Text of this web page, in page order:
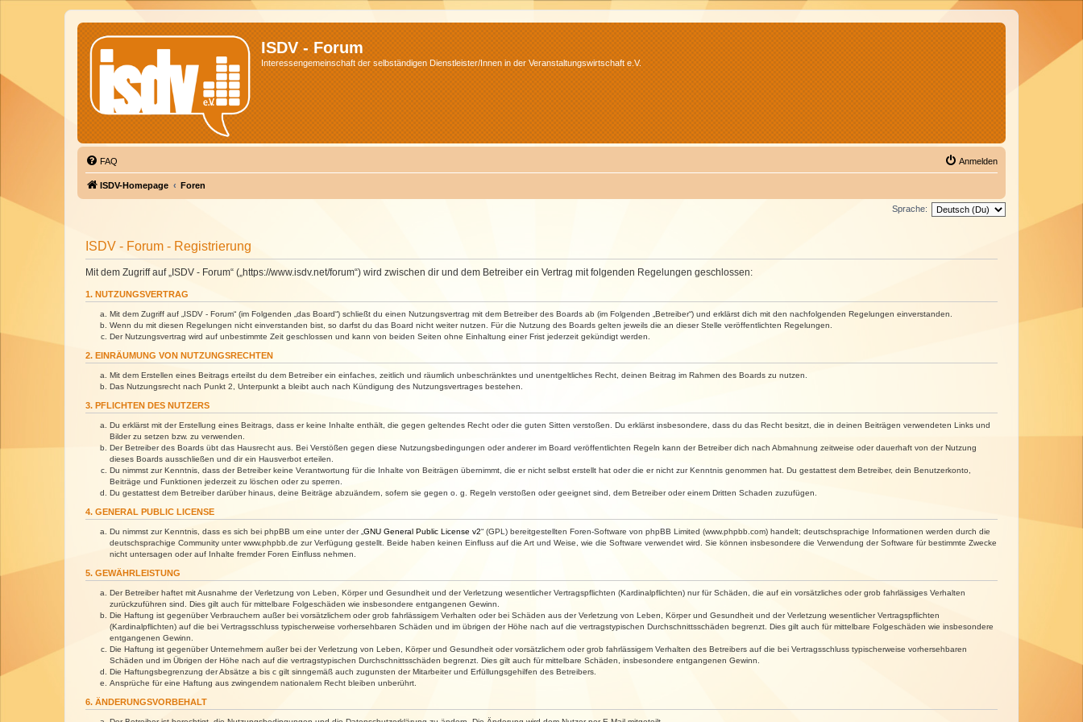
ISDV - Forum
Interessengemeinschaft der selbständigen Dienstleister/Innen in der Veranstaltungswirtschaft e.V.
FAQ Anmelden
ISDV-Homepage Foren
Sprache:
ISDV - Forum - Registrierung
Mit dem Zugriff auf „ISDV - Forum“ („https://www.isdv.net/forum“) wird zwischen dir und dem Betreiber ein Vertrag mit folgenden Regelungen geschlossen:
1. NUTZUNGSVERTRAG
Mit dem Zugriff auf „ISDV - Forum“ (im Folgenden „das Board“) schließt du einen Nutzungsvertrag mit dem Betreiber des Boards ab (im Folgenden „Betreiber“) und erklärst dich mit den nachfolgenden Regelungen einverstanden.
Wenn du mit diesen Regelungen nicht einverstanden bist, so darfst du das Board nicht weiter nutzen. Für die Nutzung des Boards gelten jeweils die an dieser Stelle veröffentlichten Regelungen.
Der Nutzungsvertrag wird auf unbestimmte Zeit geschlossen und kann von beiden Seiten ohne Einhaltung einer Frist jederzeit gekündigt werden.
2. EINRÄUMUNG VON NUTZUNGSRECHTEN
Mit dem Erstellen eines Beitrags erteilst du dem Betreiber ein einfaches, zeitlich und räumlich unbeschränktes und unentgeltliches Recht, deinen Beitrag im Rahmen des Boards zu nutzen.
Das Nutzungsrecht nach Punkt 2, Unterpunkt a bleibt auch nach Kündigung des Nutzungsvertrages bestehen.
3. PFLICHTEN DES NUTZERS
Du erklärst mit der Erstellung eines Beitrags, dass er keine Inhalte enthält, die gegen geltendes Recht oder die guten Sitten verstoßen. Du erklärst insbesondere, dass du das Recht besitzt, die in deinen Beiträgen verwendeten Links und
Bilder zu setzen bzw. zu verwenden.
Der Betreiber des Boards übt das Hausrecht aus. Bei Verstößen gegen diese Nutzungsbedingungen oder anderer im Board veröffentlichten Regeln kann der Betreiber dich nach Abmahnung zeitweise oder dauerhaft von der Nutzung
dieses Boards ausschließen und dir ein Hausverbot erteilen.
Du nimmst zur Kenntnis, dass der Betreiber keine Verantwortung für die Inhalte von Beiträgen übernimmt, die er nicht selbst erstellt hat oder die er nicht zur Kenntnis genommen hat. Du gestattest dem Betreiber, dein Benutzerkonto,
Beiträge und Funktionen jederzeit zu löschen oder zu sperren.
Du gestattest dem Betreiber darüber hinaus, deine Beiträge abzuändern, sofern sie gegen o. g. Regeln verstoßen oder geeignet sind, dem Betreiber oder einem Dritten Schaden zuzufügen.
4. GENERAL PUBLIC LICENSE
Du nimmst zur Kenntnis, dass es sich bei phpBB um eine unter der „ GNU General Public License v2“ (GPL) bereitgestellten Foren-Software von phpBB Limited (www.phpbb.com) handelt; deutschsprachige Informationen werden durch die
deutschsprachige Community unter www.phpbb.de zur Verfügung gestellt. Beide haben keinen Einfluss auf die Art und Weise, wie die Software verwendet wird. Sie können insbesondere die Verwendung der Software für bestimmte Zwecke
nicht untersagen oder auf Inhalte fremder Foren Einfluss nehmen.
5. GEWÄHRLEISTUNG
Der Betreiber haftet mit Ausnahme der Verletzung von Leben, Körper und Gesundheit und der Verletzung wesentlicher Vertragspflichten (Kardinalpflichten) nur für Schäden, die auf ein vorsätzliches oder grob fahrlässiges Verhalten
zurückzuführen sind. Dies gilt auch für mittelbare Folgeschäden wie insbesondere entgangenen Gewinn.
Die Haftung ist gegenüber Verbrauchern außer bei vorsätzlichem oder grob fahrlässigem Verhalten oder bei Schäden aus der Verletzung von Leben, Körper und Gesundheit und der Verletzung wesentlicher Vertragspflichten
(Kardinalpflichten) auf die bei Vertragsschluss typischerweise vorhersehbaren Schäden und im übrigen der Höhe nach auf die vertragstypischen Durchschnittsschäden begrenzt. Dies gilt auch für mittelbare Folgeschäden wie insbesondere
entgangenen Gewinn.
Die Haftung ist gegenüber Unternehmern außer bei der Verletzung von Leben, Körper und Gesundheit oder vorsätzlichem oder grob fahrlässigem Verhalten des Betreibers auf die bei Vertragsschluss typischerweise vorhersehbaren
Schäden und im Übrigen der Höhe nach auf die vertragstypischen Durchschnittsschäden begrenzt. Dies gilt auch für mittelbare Schäden, insbesondere entgangenen Gewinn.
Die Haftungsbegrenzung der Absätze a bis c gilt sinngemäß auch zugunsten der Mitarbeiter und Erfüllungsgehilfen des Betreibers.
Ansprüche für eine Haftung aus zwingendem nationalem Recht bleiben unberührt.
6. ÄNDERUNGSVORBEHALT